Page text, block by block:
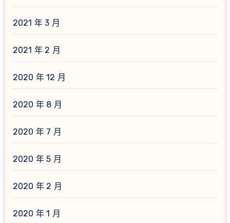
2021 年 3 月
2021 年 2 月
2020 年 12 月
2020 年 8 月
2020 年 7 月
2020 年 5 月
2020 年 2 月
2020 年 1 月